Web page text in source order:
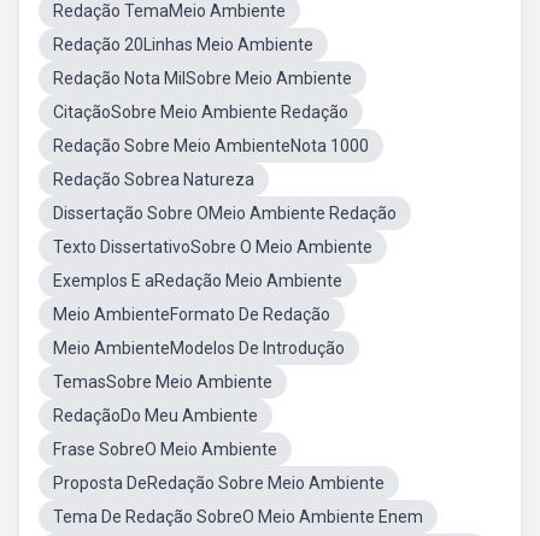
Redação TemaMeio Ambiente
Redação 20Linhas Meio Ambiente
Redação Nota MilSobre Meio Ambiente
CitaçãoSobre Meio Ambiente Redação
Redação Sobre Meio AmbienteNota 1000
Redação Sobrea Natureza
Dissertação Sobre OMeio Ambiente Redação
Texto DissertativoSobre O Meio Ambiente
Exemplos E aRedação Meio Ambiente
Meio AmbienteFormato De Redação
Meio AmbienteModelos De Introdução
TemasSobre Meio Ambiente
RedaçãoDo Meu Ambiente
Frase SobreO Meio Ambiente
Proposta DeRedação Sobre Meio Ambiente
Tema De Redação SobreO Meio Ambiente Enem